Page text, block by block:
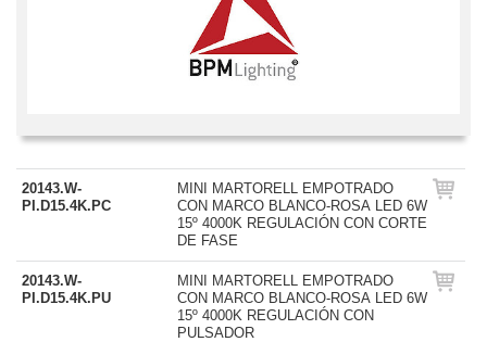
20143.W-
PI.D15.4K.PC
MINI MARTORELL EMPOTRADO
CON MARCO BLANCO-ROSA LED 6W
15º 4000K REGULACIÓN CON CORTE
DE FASE
20143.W-
PI.D15.4K.PU
MINI MARTORELL EMPOTRADO
CON MARCO BLANCO-ROSA LED 6W
15º 4000K REGULACIÓN CON
PULSADOR